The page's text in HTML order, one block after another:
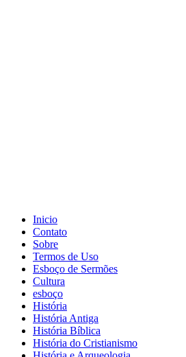
Inicio
Contato
Sobre
Termos de Uso
Esboço de Sermões
Cultura
esboço
História
História Antiga
História Bíblica
História do Cristianismo